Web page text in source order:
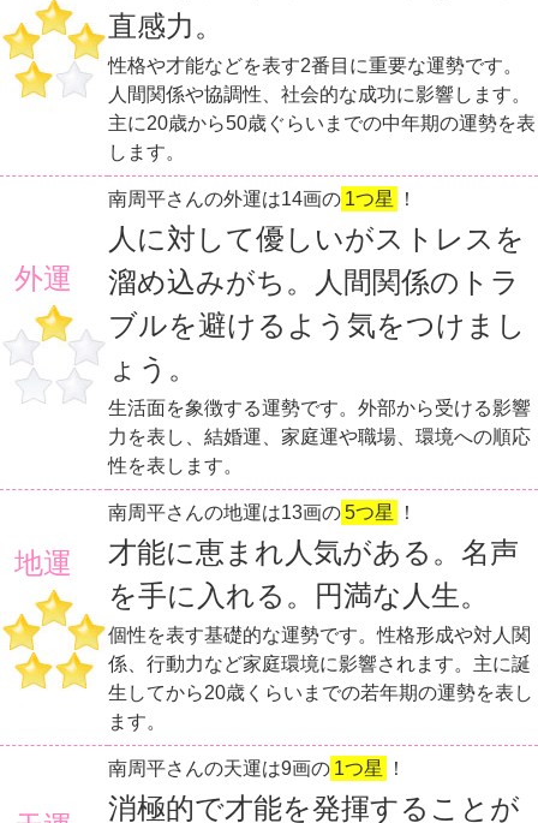
直感力。
性格や才能などを表す2番目に重要な運勢です。
人間関係や協調性、社会的な成功に影響します。
主に20歳から50歳ぐらいまでの中年期の運勢を表
します。
外運
南周平さんの外運は14画の 1つ星 ！
人に対して優しいがストレスを
溜め込みがち。人間関係のトラ
ブルを避けるよう気をつけまし
ょう。
生活面を象徴する運勢です。外部から受ける影響
力を表し、結婚運、家庭運や職場、環境への順応
性を表します。
地運
南周平さんの地運は13画の5つ星 ！
才能に恵まれ人気がある。名声
を手に入れる。円満な人生。
個性を表す基礎的な運勢です。性格形成や対人関
係、行動力など家庭環境に影響されます。主に誕
生してから20歳くらいまでの若年期の運勢を表し
ます。
南周平さんの天運は9画の 1つ星 ！
消極的で才能を発揮することが